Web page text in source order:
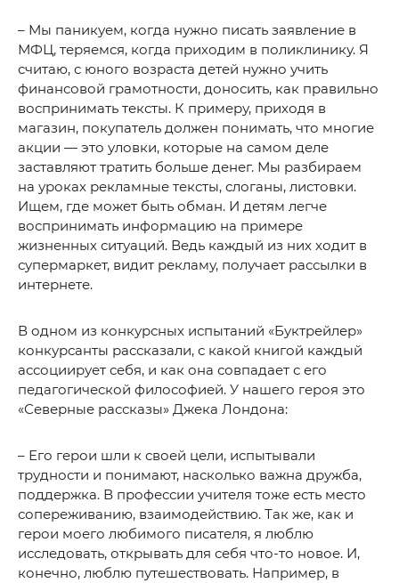
– Мы паникуем, когда нужно писать заявление в
МФЦ, теряемся, когда приходим в поликлинику. Я
считаю, с юного возраста детей нужно учить
финансовой грамотности, доносить, как правильно
воспринимать тексты. К примеру, приходя в
магазин, покупатель должен понимать, что многие
акции — это уловки, которые на самом деле
заставляют тратить больше денег. Мы разбираем
на уроках рекламные тексты, слоганы, листовки.
Ищем, где может быть обман. И детям легче
воспринимать информацию на примере
жизненных ситуаций. Ведь каждый из них ходит в
супермаркет, видит рекламу, получает рассылки в
интернете.
В одном из конкурсных испытаний «Буктрейлер»
конкурсанты рассказали, с какой книгой каждый
ассоциирует себя, и как она совпадает с его
педагогической философией. У нашего героя это
«Северные рассказы» Джека Лондона:
– Его герои шли к своей цели, испытывали
трудности и понимают, насколько важна дружба,
поддержка. В профессии учителя тоже есть место
сопереживанию, взаимодействию. Так же, как и
герои моего любимого писателя, я люблю
исследовать, открывать для себя что-то новое. И,
конечно, люблю путешествовать. Например, в